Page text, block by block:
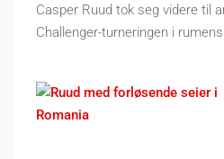
Casper Ruud tok seg videre til
Challenger-turneringen i